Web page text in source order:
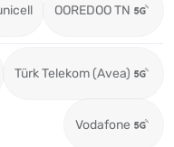
OOREDOO TN
Türk Telekom (Avea)
Vodafone